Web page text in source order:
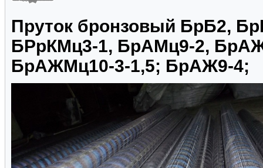
Пруток бронзовый БрБ2,
БРрКМц3-1, БрАМц9-2,
БрАЖМц10-3-1,5; БрАЖ9-4;